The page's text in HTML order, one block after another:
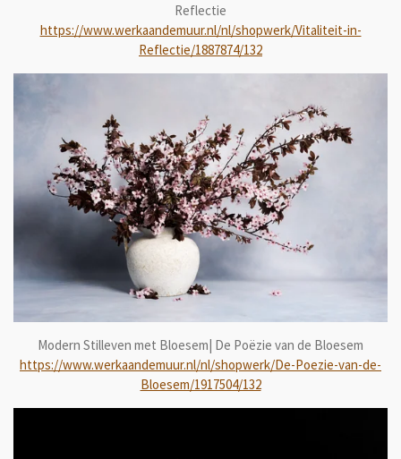
Reflectie
https://www.werkaandemuur.nl/nl/shopwerk/Vitaliteit-in-
Reflectie/1887874/132
Modern Stilleven met Bloesem| De Poëzie van de Bloesem
https://www.werkaandemuur.nl/nl/shopwerk/De-Poezie-van-de-
Bloesem/1917504/132